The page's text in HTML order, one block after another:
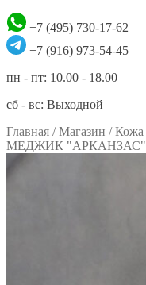
+7 (495) 730-17-62
+7 (916) 973-54-45
пн - пт: 10.00 - 18.00
сб - вс: Выходной
Главная /Магазин /Кожа
МЕДЖИК "АРКАНЗАС"